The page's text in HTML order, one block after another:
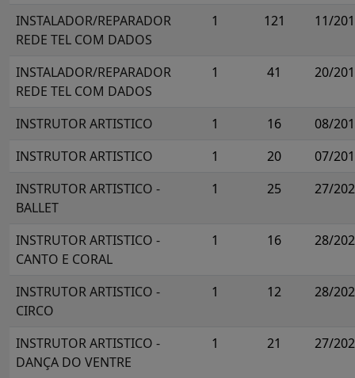
INSTALADOR/REPARADOR
REDE TEL COM DADOS
1 121 11/
INSTALADOR/REPARADOR
REDE TEL COM DADOS
1 41 20/
INSTRUTOR ARTISTICO 1 16
08/
INSTRUTOR ARTISTICO
1 20
07/
INSTRUTOR ARTISTICO -
BALLET
1 25 27/
INSTRUTOR ARTISTICO -
CANTO E CORAL
1 16 28/
INSTRUTOR ARTISTICO -
CIRCO
1 12 28/
INSTRUTOR ARTISTICO -
DANÇA DO VENTRE
1 21 27/